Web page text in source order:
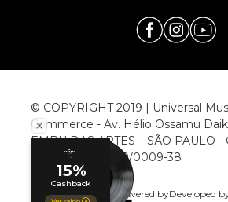
© COPYRIGHT 2019 | Universal
Commerce - Av. Hélio Ossamu
EMBU DAS ARTES – SÃO PAULO
CNPJ: 00.952.789/0009-38
Powered byDeveloped